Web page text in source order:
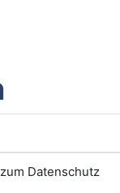
Datenschutz